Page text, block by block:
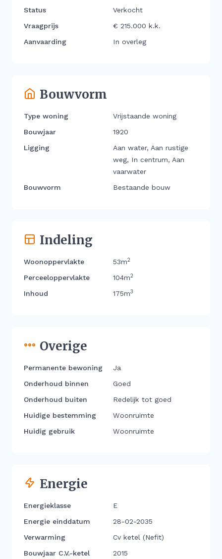
Status
Verkocht
Vraagprijs
€ 215.000 k.k.
Aanvaarding
In overleg
Bouwvorm
Type woning
Vrijstaande woning
Bouwjaar
1920
Ligging
Aan water, Aan rustige
weg, In centrum, Aan
vaarwater
Bouwvorm
Bestaande bouw
Indeling
Woonoppervlakte 53m2
Perceeloppervlakte 104m2
Inhoud 175m3
Overige
Permanente bewoning
Ja
Onderhoud binnen
Goed
Onderhoud buiten
Redelijk tot goed
Huidige bestemming
Woonruimte
Huidig gebruik
Woonruimte
Energie
Energieklasse
E
Energie einddatum
28-02-2035
Verwarming
Cv ketel (Nefit)
Bouwjaar C.V.-ketel
2015